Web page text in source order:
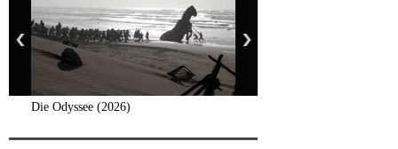
Die Odyssee (2026)